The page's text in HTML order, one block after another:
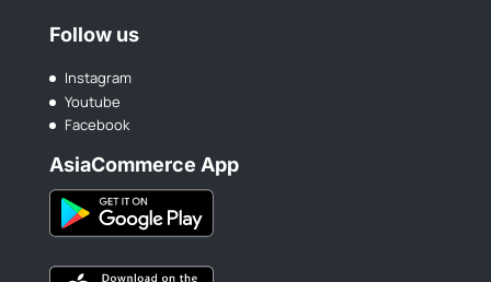
Follow us
Instagram
Youtube
Facebook
AsiaCommerce App